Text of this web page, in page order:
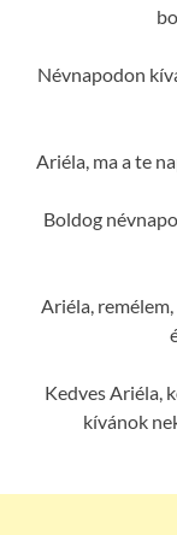
Névnapodon
Ariéla, ma a te
Boldog
Ariéla,
Kedves Ariéla,
kívánok